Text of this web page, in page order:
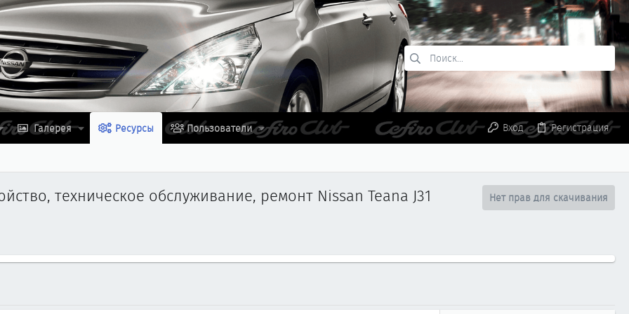
Галерея Ресурсы Пользователи Вход Регистрация
техническое обслуживание, ремонт Nissan Teana J31 Нет прав для скачивания